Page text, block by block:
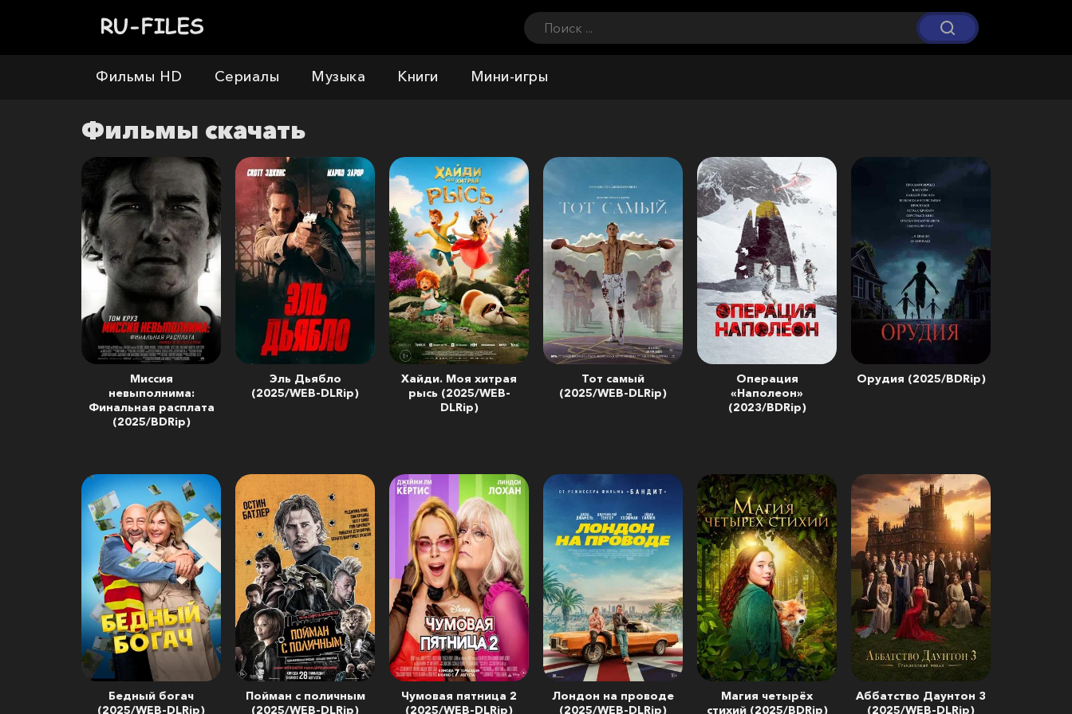
Фильмы HD Сериалы Музыка Книги Мини-игры
Фильмы скачать
Миссия
невыполнима:
Финальная расплата
(2025/BDRip)
Эль Дьябло
(2025/WEB-DLRip)
Хайди. Моя хитрая
рысь (2025/WEB-
DLRip)
Тот самый
(2025/WEB-DLRip)
Операция
«Наполеон»
(2023/BDRip)
Орудия (2025/BDRip)
Бедный богач
(2025/WEB-DLRip)
Пойман с поличным
(2025/WEB-DLRip)
Чумовая пятница 2
(2025/WEB-DLRip)
Лондон на проводе
(2025/WEB-DLRip)
Магия четырёх
стихий (2025/BDRip)
Аббатство Даунтон 3
(2025/WEB-DLRip)